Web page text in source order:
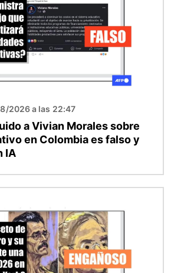
2026 a las 22:47
a Vivian Morales sobre
en Colombia es falso y
IA